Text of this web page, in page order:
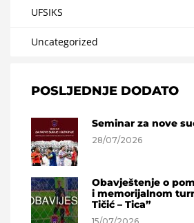
UFSIKS
Uncategorized
POSLJEDNJE DODATO
Seminar za nove
28/07/2026
Obavještenje o
i memorijalnom
Tičić – Tica”